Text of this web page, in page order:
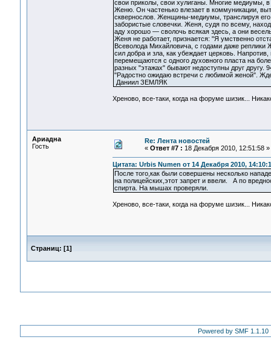
свои приколы, свои хулиганы. Многие медиумы, в
Женю. Он частенько влезает в коммуникации,
сквернослов. Женщины-медиумы, транслируя его
забористые словечки. Женя, судя по всему,
аду хорошо — сволочь всякая здесь, а они
Женя не работает, признается: "Я умственно
Всеволода Михайловича, с годами даже
сил добра и зла, как убеждает церковь.
перемещаются с одного духовного пласта на
разных "этажах" бывают недоступны друг другу.
"Радостно ожидаю встречи с любимой женой".
Даниил ЗЕМЛЯК
Хреново, все-таки, когда на форуме шизик...
Ариадна
Гость
Re: Лента новостей
« Ответ #7 : 18 Декабря 2010, 12:51:58 »
Цитата: Urbis Numen от 14 Декабря 2010,
После того,как были совершены несколько
на полицейских,этот запрет и ввели. А по
спирта. На мышах проверяли.
Хреново, все-таки, когда на форуме шизик...
Страниц: [1]
Powered by SMF 1.1.10